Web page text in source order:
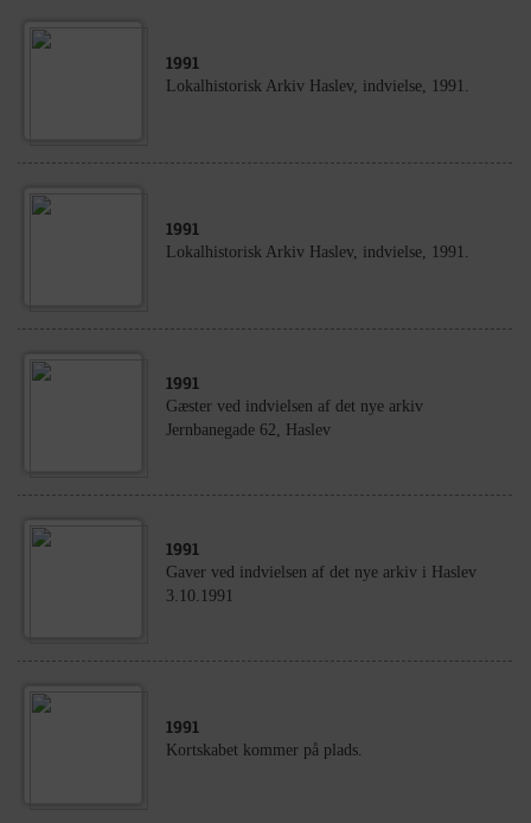
1991
Lokalhistorisk Arkiv Haslev, indvielse, 1991.
1991
Lokalhistorisk Arkiv Haslev, indvielse, 1991.
1991
Gæster ved indvielsen af det nye arkiv
Jernbanegade 62, Haslev
1991
Gaver ved indvielsen af det nye arkiv i Haslev
3.10.1991
1991
Kortskabet kommer på plads.